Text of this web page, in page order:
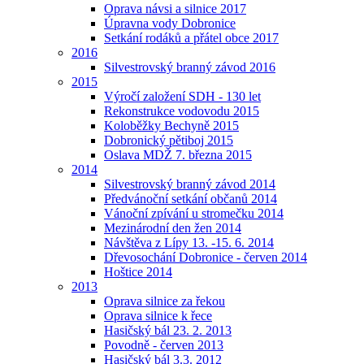
Oprava návsi a silnice 2017
Úpravna vody Dobronice
Setkání rodáků a přátel obce 2017
2016
Silvestrovský branný závod 2016
2015
Výročí založení SDH - 130 let
Rekonstrukce vodovodu 2015
Koloběžky Bechyně 2015
Dobronický pětiboj 2015
Oslava MDŽ 7. března 2015
2014
Silvestrovský branný závod 2014
Předvánoční setkání občanů 2014
Vánoční zpívání u stromečku 2014
Mezinárodní den žen 2014
Návštěva z Lípy 13. -15. 6. 2014
Dřevosochání Dobronice - červen 2014
Hoštice 2014
2013
Oprava silnice za řekou
Oprava silnice k řece
Hasičský bál 23. 2. 2013
Povodně - červen 2013
Hasičský bál 3.3. 2012